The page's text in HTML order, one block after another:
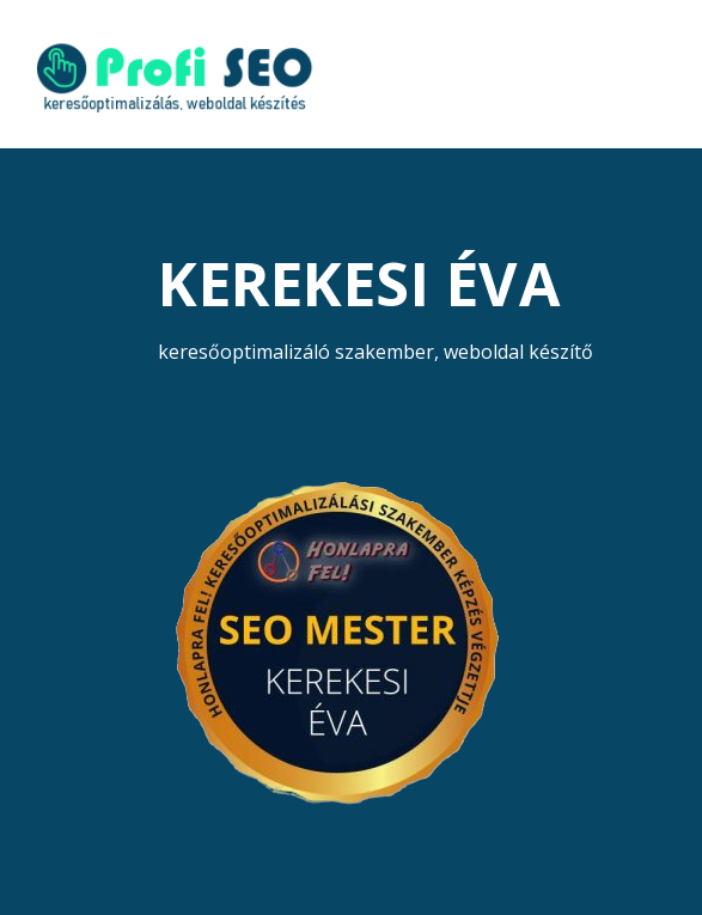
KEREKESI ÉVA
keresőoptimalizáló szakember, weboldal készítő